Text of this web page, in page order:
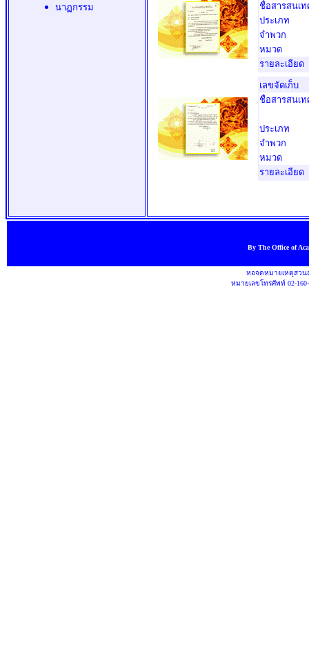
นาฏกรรม
ชื่อสารสนเท
ประเภท
จำพวก
หมวด
รายละเอียด
เลขจัดเก็บ
ชื่อสารสนเท
ประเภท
จำพวก
หมวด
รายละเอียด
By The Office of
หอจดหมายเหตุสว
หมายเลขโทรศัพท์ 02-160-